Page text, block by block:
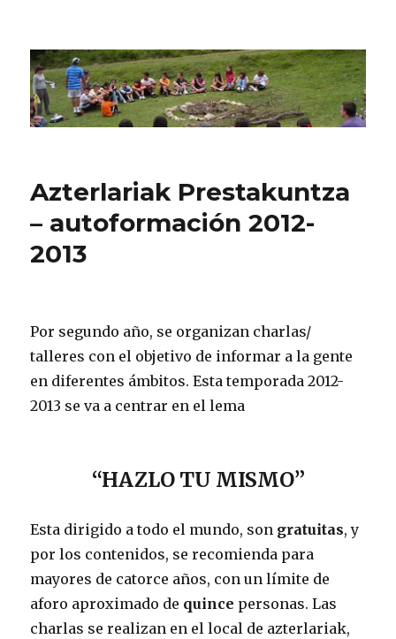
CPN Azterlariak
Azterlariak Prestakuntza
– autoformación 2012-
2013
Por segundo año, se organizan charlas/
talleres con el objetivo de informar a la gente
en diferentes ámbitos. Esta temporada 2012-
2013 se va a centrar en el lema
“HAZLO TU MISMO”
Esta dirigido a todo el mundo, son gratuitas, y
por los contenidos, se recomienda para
mayores de catorce años, con un límite de
aforo aproximado de quince personas. Las
charlas se realizan en el local de azterlariak,